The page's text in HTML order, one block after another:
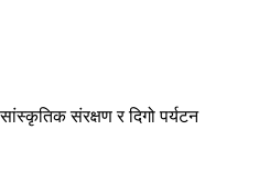
संरक्षण र दिगो पर्यटन